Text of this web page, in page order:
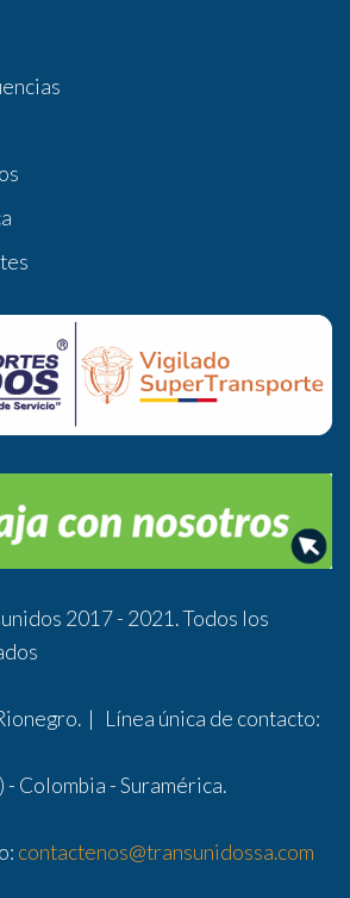
2017 - 2021. Todos los
| Línea única de contacto:
- Colombia - Suramérica.
contactenos@transunidossa.com